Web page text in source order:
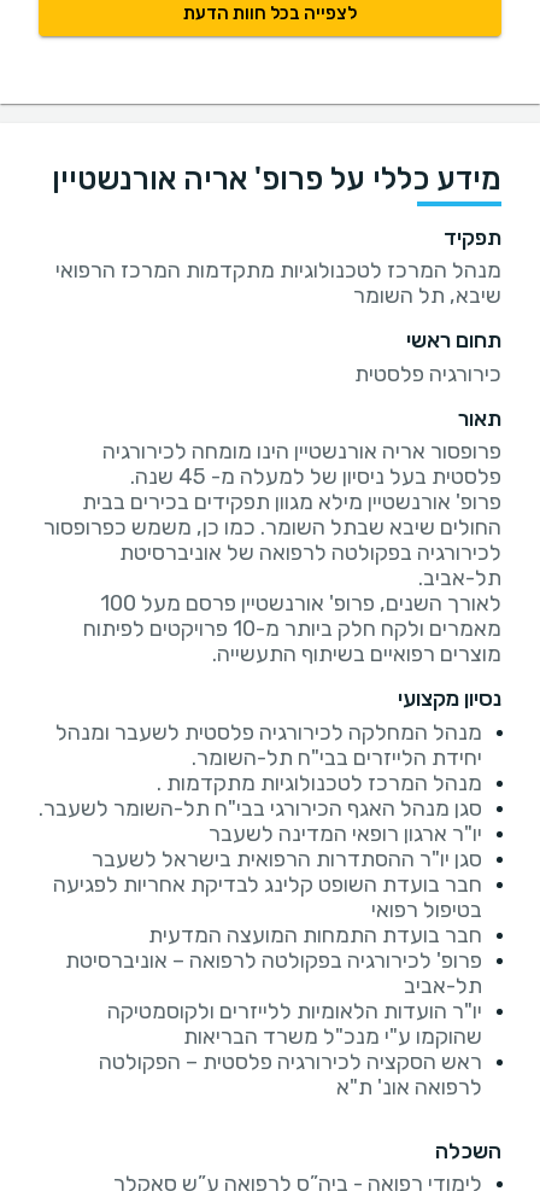
לצפייה בכל חוות הדעת
מידע כללי על פרופ' אריה אורנשטיין
תפקיד
מנהל המרכז לטכנולוגיות מתקדמות המרכז הרפואי
שיבא, תל השומר
תחום ראשי
כירורגיה פלסטית
תאור
פרופסור אריה אורנשטיין הינו מומחה לכירורגיה
פרופ' אורנשטיין מילא מגוון תפקידים בכירים בבית
החולים שיבא שבתל השומר. כמו כן, משמש כפרופסור
לכירורגיה בפקולטה לרפואה של אוניברסיטת
לאורך השנים, פרופ' אורנשטיין פרסם מעל 100
מאמרים ולקח חלק ביותר מ-10 פרויקטים לפיתוח
מוצרים רפואיים בשיתוף התעשייה.
נסיון מקצועי
מנהל המחלקה לכירורגיה פלסטית לשעבר ומנהל
יחידת הלייזרים בבי"ח תל-השומר.
מנהל המרכז לטכנולוגיות מתקדמות .
סגן מנהל האגף הכירורגי בבי"ח תל-השומר לשעבר.
יו"ר ארגון רופאי המדינה לשעבר
סגן יו"ר ההסתדרות הרפואית בישראל לשעבר
חבר בועדת השופט קלינג לבדיקת אחריות לפגיעה
בטיפול רפואי
חבר בועדת התמחות המועצה המדעית
פרופ' לכירורגיה בפקולטה לרפואה – אוניברסיטת
תל-אביב
יו"ר הועדות הלאומיות ללייזרים ולקוסמטיקה
שהוקמו ע"י מנכ"ל משרד הבריאות
ראש הסקציה לכירורגיה פלסטית – הפקולטה
לרפואה אונ' ת"א
השכלה
לימודי רפואה - ביה”ס לרפואה ע”ש סאקלר